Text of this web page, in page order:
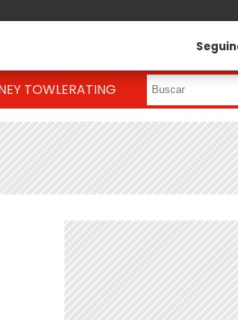
TOWLERATING